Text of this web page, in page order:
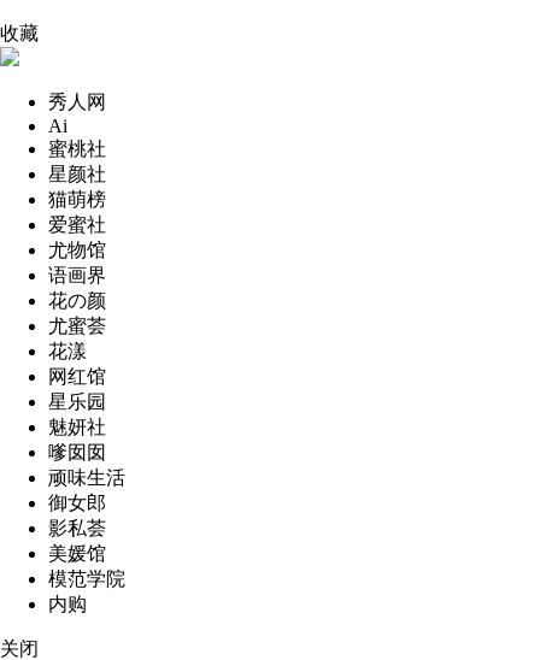
收藏
秀人网
Ai
蜜桃社
星颜社
猫萌榜
爱蜜社
尤物馆
语画界
花の颜
尤蜜荟
花漾
网红馆
星乐园
魅妍社
嗲囡囡
顽味生活
御女郎
影私荟
美媛馆
模范学院
内购
关闭